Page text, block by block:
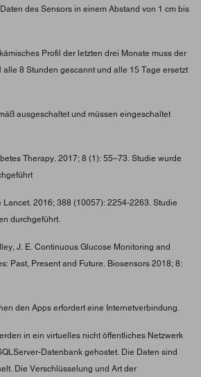
des Sensors in einem Abstand von 1 cm bis
Profil der letzten drei Monate muss der
8 Stunden gescannt und alle 15 Tage ersetzt
ausgeschaltet und müssen eingeschaltet
Therapy. 2017; 8 (1): 55–73. Studie wurde
Lancet. 2016; 388 (10057): 2254-2263. Studie
durchgeführt.
J. E. Continuous Glucose Monitoring and
Past, Present and Future. Biosensors 2018; 8:
den Apps erfordert eine Internetverbindung.
in ein virtuelles nicht öffentliches Netzwerk
Datenbank gehostet. Die Daten sind
Die Verschlüsselung und Art der